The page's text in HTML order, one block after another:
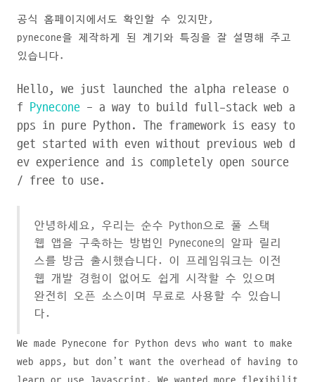
공식 홈페이지에서도 확인할 수 있지만,
pynecone을 제작하게 된 계기와 특징을 잘 설명해 주고
있습니다.
Hello, we just launched the alpha release o
f
Pynecone - a way to build full-stack web a
pps in pure Python. The framework is easy to
get started with even without previous web d
ev experience and is completely open source
/ free to use.
안녕하세요, 우리는 순수 Python으로 풀 스택
웹 앱을 구축하는 방법인 Pynecone의 알파 릴리
스를 방금 출시했습니다. 이 프레임워크는 이전
웹 개발 경험이 없어도 쉽게 시작할 수 있으며
완전히 오픈 소스이며 무료로 사용할 수 있습니
다.
We made Pynecone for Python devs who want to make
web apps, but don’t want the overhead of having to